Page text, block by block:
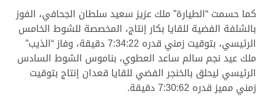
كما حسمت “الطيارة” ملك عزيز سعيد سلطان الجحافي، الفوز
بالشلفة الفضية للقايا بكار إنتاج، المخصصة للشوط الخامس
الرئيسي، بتوقيت زمني قدره 7:34:22 دقيقة، وفاز “الذيب”
ملك عيد نجم سالم ساعد العطوي، بناموس الشوط السادس
الرئيسي ليحلق بالخنجر الفضي للقايا قعدان إنتاج بتوقيت
زمني مميز قدره 7:30:62 دقيقة.